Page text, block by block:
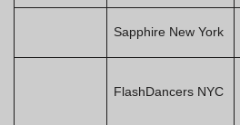
Sapphire New York
FlashDancers NYC